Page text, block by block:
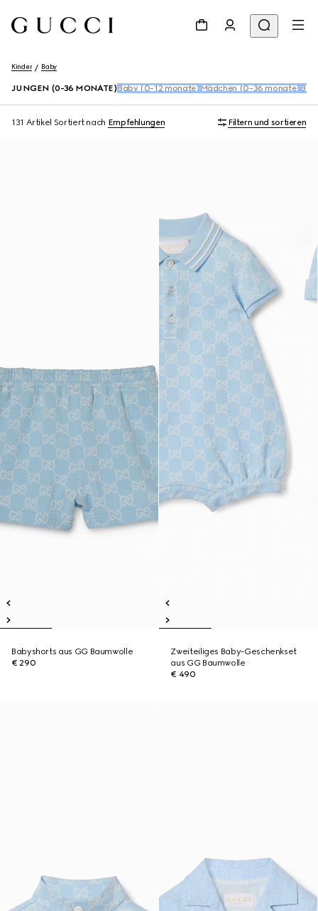
Kinder Baby
JUNGEN (0-36 MONATE) Baby (0-12 monate) Mädchen (0-36 monate)
131 Artikel Sortiert nach Empfehlungen Filtern und sortieren
Babyshorts aus GG Baumwolle
€ 290
Zweiteiliges Baby-Geschenkset
aus GG Baumwolle
€ 490